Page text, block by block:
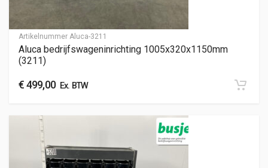
Artikelnummer Aluca-3211
Aluca bedrijfswageninrichting 1005x320x1150mm
(3211)
€499,00Ex. BTW